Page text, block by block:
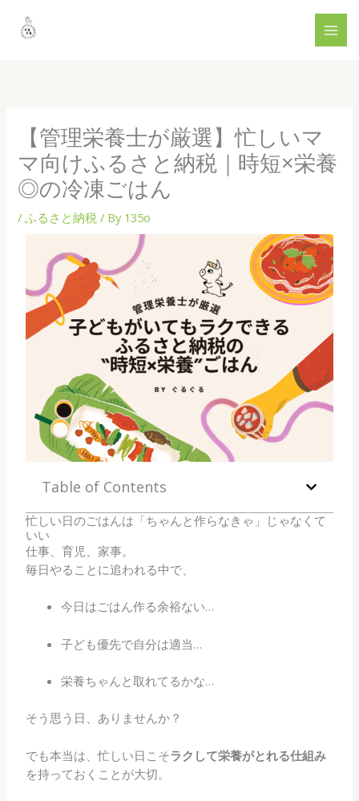
【管理栄養士が厳選】忙しいマ
マ向けふるさと納税｜時短×栄養
◎の冷凍ごはん
/ふるさと納税 / By 135o
Table of Contents
忙しい日のごはんは「ちゃんと作らなきゃ」じゃなくて
いい
仕事、育児、家事。
毎日やることに追われる中で、
今日はごはん作る余裕ない…
子ども優先で自分は適当…
栄養ちゃんと取れてるかな…
そう思う日、ありませんか？
でも本当は、忙しい日こそラクして栄養がとれる仕組み
を持っておくことが大切。